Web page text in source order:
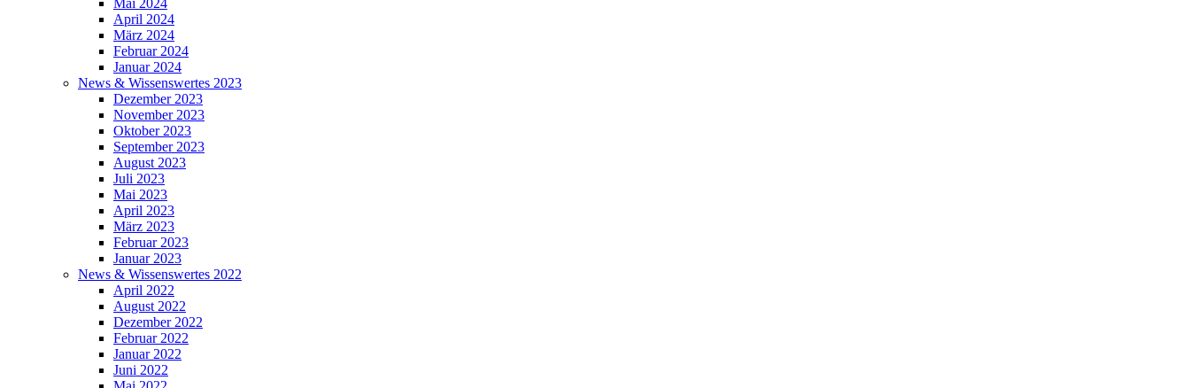
Mai 2024
April 2024
März 2024
Februar 2024
Januar 2024
News & Wissenswertes 2023
Dezember 2023
November 2023
Oktober 2023
September 2023
August 2023
Juli 2023
Mai 2023
April 2023
März 2023
Februar 2023
Januar 2023
News & Wissenswertes 2022
April 2022
August 2022
Dezember 2022
Februar 2022
Januar 2022
Juni 2022